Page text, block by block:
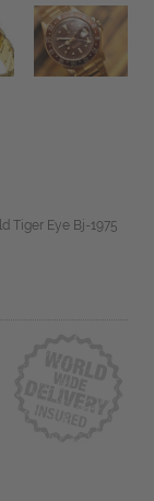
Tiger Eye Bj-1975